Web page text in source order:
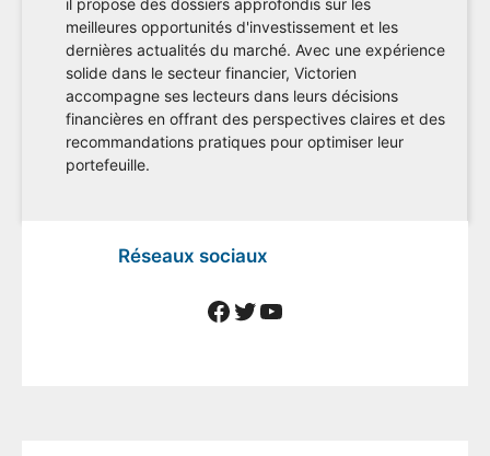
il propose des dossiers approfondis sur les
meilleures opportunités d'investissement et les
dernières actualités du marché. Avec une expérience
solide dans le secteur financier, Victorien
accompagne ses lecteurs dans leurs décisions
financières en offrant des perspectives claires et des
recommandations pratiques pour optimiser leur
portefeuille.
Réseaux sociaux
Facebook
Twitter
YouTube